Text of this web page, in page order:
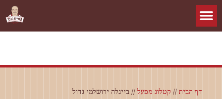
דף הבית // קטלוג מפעל // בייגלה ירושלמי גדול